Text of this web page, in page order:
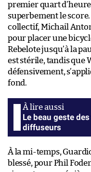
premier quart
superbement le
collectif, Michail
pour placer une
Rebelote jusqu’à la
est stérile, tandis que
défensivement,
fond.
Le beau geste
diffuseurs
À la mi-temps,
blessé, pour Phil